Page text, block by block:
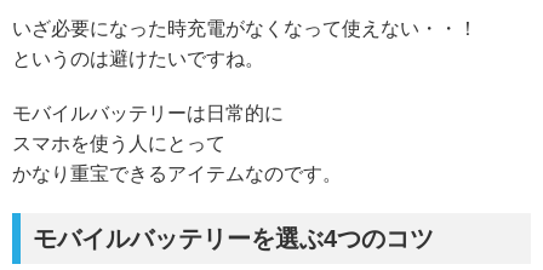
いざ必要になった時充電がなくなって使えない・・！
というのは避けたいですね。
モバイルバッテリーは日常的に
スマホを使う人にとって
かなり重宝できるアイテムなのです。
モバイルバッテリーを選ぶ4つのコツ